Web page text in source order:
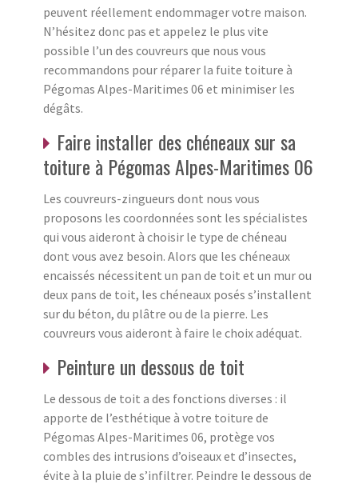
peuvent réellement endommager votre maison.
N’hésitez donc pas et appelez le plus vite
possible l’un des couvreurs que nous vous
recommandons pour réparer la fuite toiture à
Pégomas Alpes-Maritimes 06 et minimiser les
dégâts.
Faire installer des chéneaux sur sa
toiture à Pégomas Alpes-Maritimes 06
Les couvreurs-zingueurs dont nous vous
proposons les coordonnées sont les spécialistes
qui vous aideront à choisir le type de chéneau
dont vous avez besoin. Alors que les chéneaux
encaissés nécessitent un pan de toit et un mur ou
deux pans de toit, les chéneaux posés s’installent
sur du béton, du plâtre ou de la pierre. Les
couvreurs vous aideront à faire le choix adéquat.
Peinture un dessous de toit
Le dessous de toit a des fonctions diverses : il
apporte de l’esthétique à votre toiture de
Pégomas Alpes-Maritimes 06, protège vos
combles des intrusions d’oiseaux et d’insectes,
évite à la pluie de s’infiltrer. Peindre le dessous de